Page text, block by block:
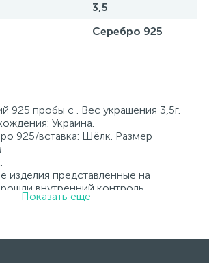
3,5
Серебро 925
925 пробы с . Вес украшения 3,5г.
Украина.
925/вставка: Шёлк. Размер
изделия представленные на
внутренний контроль
контроль государственной
прилагаются бирка с
Показать еще